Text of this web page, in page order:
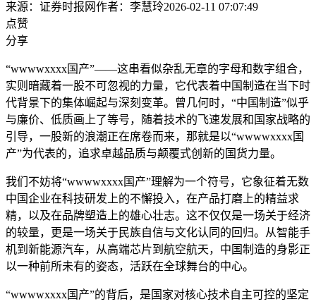
来源：证券时报网作者：李慧玲2026-02-11 07:07:49
点赞
分享
“wwwwxxxx国产”——这串看似杂乱无章的字母和数字组合，
实则暗藏着一股不可忽视的力量，它代表着中国制造在当下时
代背景下的集体崛起与深刻变革。曾几何时，“中国制造”似乎
与廉价、低质画上了等号，随着技术的飞速发展和国家战略的
引导，一股新的浪潮正在席卷而来，那就是以“wwwwxxxx国
产”为代表的，追求卓越品质与颠覆式创新的国货力量。
我们不妨将“wwwwxxxx国产”理解为一个符号，它象征着无数
中国企业在科技研发上的不懈投入，在产品打磨上的精益求
精，以及在品牌塑造上的雄心壮志。这不仅仅是一场关于经济
的较量，更是一场关于民族自信与文化认同的回归。从智能手
机到新能源汽车，从高端芯片到航空航天，中国制造的身影正
以一种前所未有的姿态，活跃在全球舞台的中心。
“wwwwxxxx国产”的背后，是国家对核心技术自主可控的坚定